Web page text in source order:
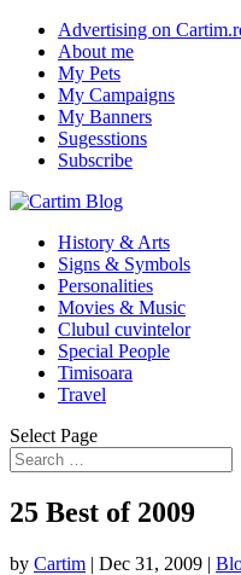
Advertising on
About me
My Pets
My Campaigns
My Banners
Sugesstions
Subscribe
History & Arts
Signs & Symbols
Personalities
Movies & Music
Clubul cuvintelor
Special People
Timisoara
Travel
Select Page
25 Best of 2009
by Cartim | Dec 31, 2009 |